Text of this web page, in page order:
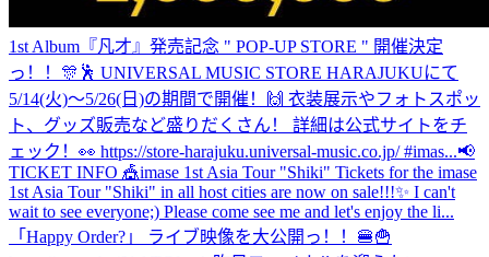
1st Album『凡才』発売記念 " POP-UP STORE " 開催決定
っ！！🎊🕺 UNIVERSAL MUSIC STORE HARAJUKUにて
5/14(火)〜5/26(日)の期間で開催！🙌 衣装展示やフォトスポッ
ト、グッズ販売など盛りだくさん！ 詳細は公式サイトをチ
ェック！👀 https://store-harajuku.universal-music.co.jp/ #imas...📢
TICKET INFO 🎪imase 1st Asia Tour "Shiki" Tickets for the imase
1st Asia Tour "Shiki" in all host cities are now on sale!!!✨ I can't
wait to see everyone;) Please come see me and let's enjoy the li...
「Happy Order?」 ライブ映像を大公開っ！！🍔🍟